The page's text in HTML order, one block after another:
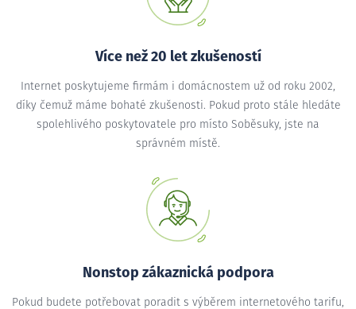
Více než 20 let zkušeností
Internet poskytujeme firmám i domácnostem už od roku 2002,
díky čemuž máme bohaté zkušenosti. Pokud proto stále hledáte
spolehlivého poskytovatele pro místo Soběsuky, jste na
správném místě.
Nonstop zákaznická podpora
Pokud budete potřebovat poradit s výběrem internetového tarifu,